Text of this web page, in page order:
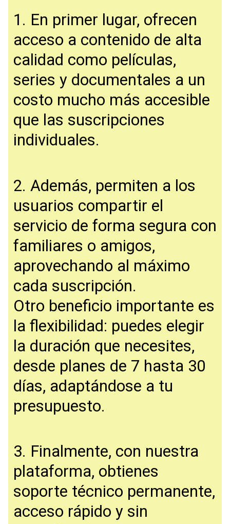
1. En primer lugar, ofrecen
acceso a contenido de alta
calidad como películas,
series y documentales a un
costo mucho más accesible
que las suscripciones
individuales.
2. Además, permiten a los
usuarios compartir el
servicio de forma segura con
familiares o amigos,
aprovechando al máximo
cada suscripción.
Otro beneficio importante es
la flexibilidad: puedes elegir
la duración que necesites,
desde planes de 7 hasta 30
días, adaptándose a tu
presupuesto.
3. Finalmente, con nuestra
plataforma, obtienes
soporte técnico permanente,
acceso rápido y sin